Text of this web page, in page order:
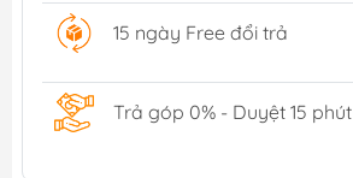
15 ngày Free đổi trả
Trả góp 0% - Duyệt 15 phút